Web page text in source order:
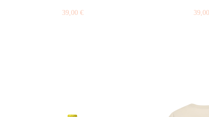
39,00 €